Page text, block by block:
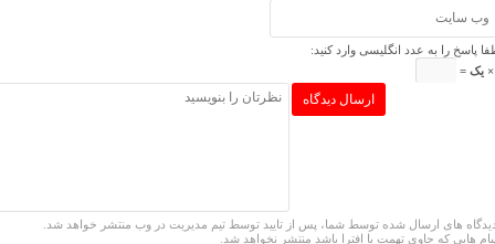
پاسخ را به عدد انگلیسی وارد کنید:
دیدگاه های ارسال شده توسط شما، پس از تایید توسط تیم مدیریت در وب منتشر خواهد شد.
پیام هایی که حاوی تهمت یا افترا باشد منتشر نخواهد شد.